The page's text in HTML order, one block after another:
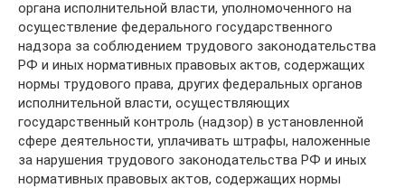
органа исполнительной власти, уполномоченного на
осуществление федерального государственного
надзора за соблюдением трудового законодательства
РФ и иных нормативных правовых актов, содержащих
нормы трудового права, других федеральных органов
исполнительной власти, осуществляющих
государственный контроль (надзор) в установленной
сфере деятельности, уплачивать штрафы, наложенные
за нарушения трудового законодательства РФ и иных
нормативных правовых актов, содержащих нормы